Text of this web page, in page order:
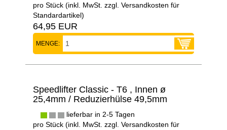
pro Stück (inkl. MwSt. zzgl. Versandkosten für
Standardartikel)
64,95 EUR
MENGE:
Speedlifter Classic - T6 , Innen ø
25,4mm / Reduzierhülse 49,5mm
lieferbar in 2-5 Tagen
pro Stück (inkl. MwSt. zzgl. Versandkosten für